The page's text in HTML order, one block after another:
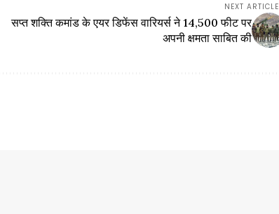
NEXT ARTICLE
सप्त शक्ति कमांड के एयर डिफेंस वारियर्स ने 14,500 फीट पर
अपनी क्षमता साबित की